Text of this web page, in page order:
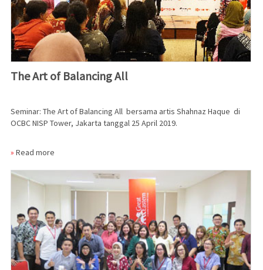
The Art of Balancing All
Seminar: The Art of Balancing All bersama artis Shahnaz Haque di
OCBC NISP Tower, Jakarta tanggal 25 April 2019.
» Read more